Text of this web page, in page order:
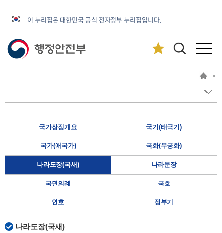
이 누리집은 대한민국 공식 전자정부 누리집입니다.
>
국가상징개요 국기(태극기)
국가(애국가) 국화(무궁화)
나라도장(국새) 나라문장
국민의례 국호
연호 정부기
나라도장(국새)